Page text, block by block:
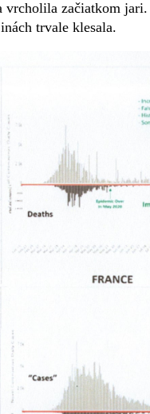
vrcholila začiatkom
trvale klesala.